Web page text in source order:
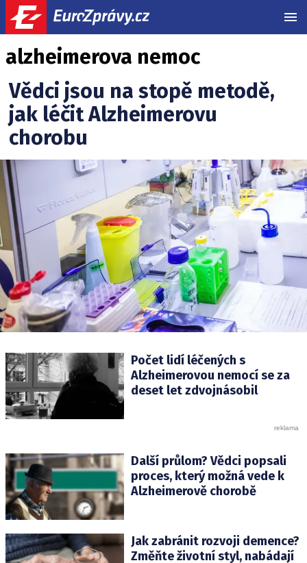
alzheimerova nemoc
Vědci jsou na stopě metodě,
jak léčit Alzheimerovu
chorobu
Počet lidí léčených s
Alzheimerovou nemocí se za
deset let zdvojnásobil
Další průlom? Vědci popsali
proces, který možná vede k
Alzheimerově chorobě
Jak zabránit rozvoji demence?
Změňte životní styl, nabádají